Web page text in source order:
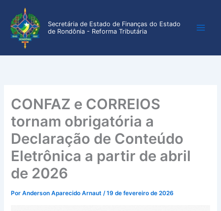
para
conteúdo
Secretária de Estado de Finanças do Estado
de Rondônia - Reforma Tributária
CONFAZ e CORREIOS
tornam obrigatória a
Declaração de Conteúdo
Eletrônica a partir de abril
de 2026
PorAnderson Aparecido Arnaut/19 de fevereiro de 2026